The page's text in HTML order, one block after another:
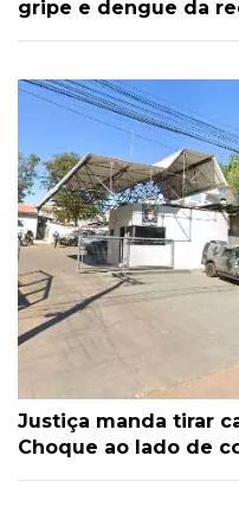
gripe e dengue da
Justiça manda tirar
Choque ao lado de